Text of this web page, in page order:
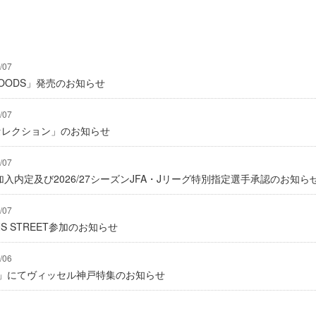
07
」発売のお知らせ
07
クション」のお知らせ
07
内定及び2026/27シーズンJFA・Jリーグ特別指定選手承認のお知ら
07
STREET参加のお知らせ
にてヴィッセル神戸特集のお知らせ